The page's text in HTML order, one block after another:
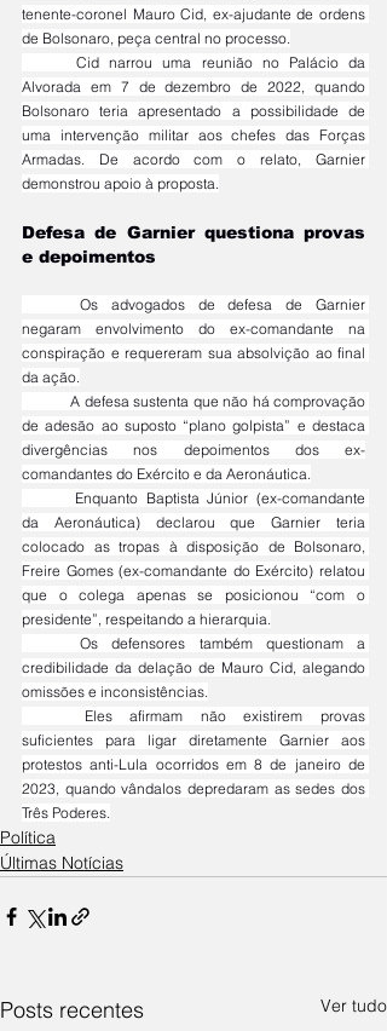
tenente-coronel Mauro Cid, ex-ajudante de ordens
de Bolsonaro, peça central no processo.
	Cid narrou uma reunião no Palácio da
Alvorada em 7 de dezembro de 2022, quando
Bolsonaro teria apresentado a possibilidade de
uma intervenção militar aos chefes das Forças
Armadas. De acordo com o relato, Garnier
demonstrou apoio à proposta.
Defesa de Garnier questiona provas
e depoimentos
negaram envolvimento do ex-comandante na
conspiração e requereram sua absolvição ao final
da ação.
	A defesa sustenta que não há comprovação
de adesão ao suposto “plano golpista” e destaca
divergências nos depoimentos dos ex-
comandantes do Exército e da Aeronáutica.
da Aeronáutica) declarou que Garnier teria
colocado as tropas à disposição de Bolsonaro,
Freire Gomes (ex-comandante do Exército) relatou
que o colega apenas se posicionou “com o
presidente”, respeitando a hierarquia.
	Os defensores também questionam a
credibilidade da delação de Mauro Cid, alegando
omissões e inconsistências.
suficientes para ligar diretamente Garnier aos
protestos anti-Lula ocorridos em 8 de janeiro de
2023, quando vândalos depredaram as sedes dos
Três Poderes.
Política
Últimas Notícias
Posts recentes Ver tudo